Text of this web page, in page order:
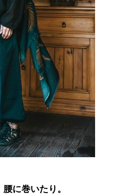
に巻いたり。